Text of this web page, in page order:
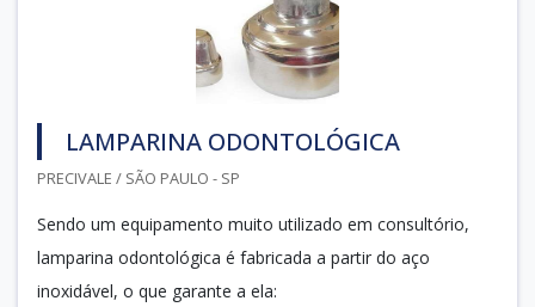
LAMPARINA ODONTOLÓGICA
PRECIVALE / SÃO PAULO - SP
Sendo um equipamento muito utilizado em consultório,
lamparina odontológica é fabricada a partir do aço
inoxidável, o que garante a ela: